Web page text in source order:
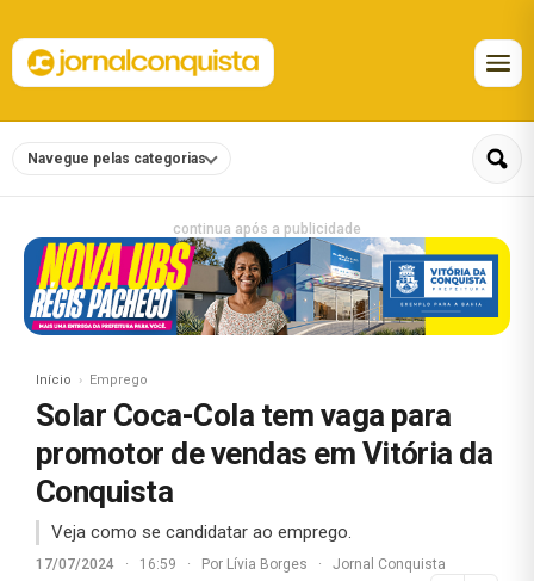
Navegue pelas categorias
continua após a publicidade
Início Emprego
Solar Coca-Cola tem vaga para
promotor de vendas em Vitória da
Conquista
Veja como se candidatar ao emprego.
17/07/2024 · 16:59 · Por Lívia Borges · Jornal Conquista